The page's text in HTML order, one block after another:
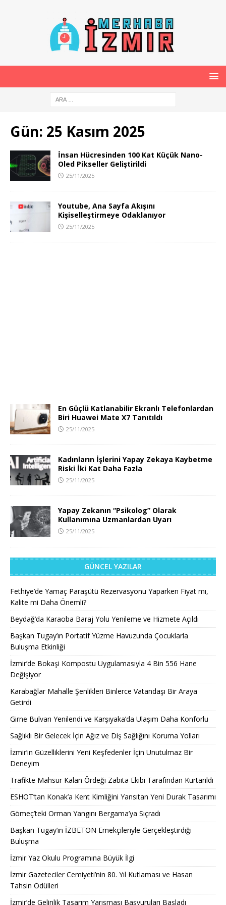
Gün: 25 Kasım 2025
İnsan Hücresinden 100 Kat Küçük Nano-
Oled Pikseller Geliştirildi
25/11/2025
Youtube, Ana Sayfa Akışını
Kişiselleştirmeye Odaklanıyor
25/11/2025
En Güçlü Katlanabilir Ekranlı Telefonlardan
Biri Huawei Mate X7 Tanıtıldı
25/11/2025
Kadınların İşlerini Yapay Zekaya Kaybetme
Riski İki Kat Daha Fazla
25/11/2025
Yapay Zekanın “Psikolog” Olarak
Kullanımına Uzmanlardan Uyarı
25/11/2025
GÜNCEL YAZILAR
Fethiye’de Yamaç Paraşütü Rezervasyonu Yaparken Fiyat mı,
Kalite mi Daha Önemli?
Beydağ’da Karaoba Baraj Yolu Yenileme ve Hizmete Açıldı
Başkan Tugay’ın Portatif Yüzme Havuzunda Çocuklarla
Buluşma Etkinliği
İzmir’de Bokaşi Kompostu Uygulamasıyla 4 Bin 556 Hane
Değişiyor
Karabağlar Mahalle Şenlikleri Binlerce Vatandaşı Bir Araya
Getirdi
Girne Bulvarı Yenilendi ve Karşıyaka’da Ulaşım Daha Konforlu
Sağlıklı Bir Gelecek İçin Ağız ve Diş Sağlığını Koruma Yolları
İzmir’in Güzelliklerini Yeni Keşfedenler İçin Unutulmaz Bir
Deneyim
Trafikte Mahsur Kalan Ördeği Zabıta Ekibi Tarafından Kurtarıldı
ESHOT’tan Konak’a Kent Kimliğini Yansıtan Yeni Durak Tasarımı
Gömeç’teki Orman Yangını Bergama’ya Sıçradı
Başkan Tugay’ın İZBETON Emekçileriyle Gerçekleştirdiği
Buluşma
İzmir Yaz Okulu Programına Büyük İlgi
İzmir Gazeteciler Cemiyeti’nin 80. Yıl Kutlaması ve Hasan
Tahsin Ödülleri
İzmir’de Gelinlik Tasarım Yarışması Başvuruları Başladı